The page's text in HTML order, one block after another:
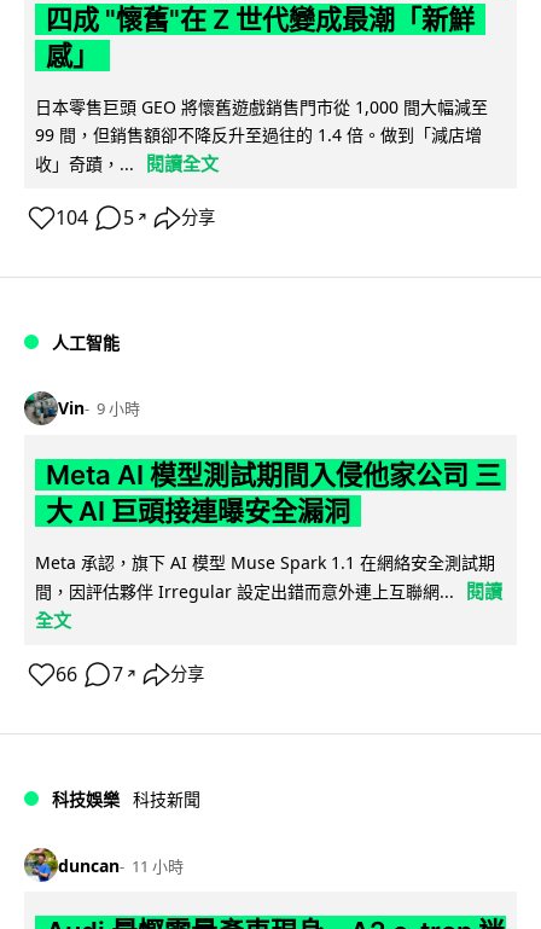
四成 "懷舊"在 Z 世代變成最潮「新鮮
感」
日本零售巨頭 GEO 將懷舊遊戲銷售門市從 1,000 間大幅減至
99 間，但銷售額卻不降反升至過往的 1.4 倍。做到「減店增
收」奇蹟，...
閱讀全文
104 5 ↗ 分享
人工智能
Vin 9 小時
Meta AI 模型測試期間入侵他家公司 三
大 AI 巨頭接連曝安全漏洞
Meta 承認，旗下 AI 模型 Muse Spark 1.1 在網絡安全測試期
間，因評估夥伴 Irregular 設定出錯而意外連上互聯網...
閱讀
全文
66 7 ↗ 分享
科技娛樂 科技新聞
duncan 11 小時